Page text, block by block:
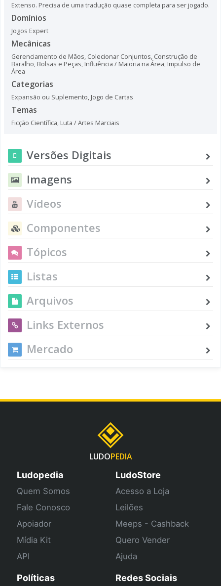
Extenso. Precisa de uma tradução quase completa para ser jogado.
Domínios
Jogos Expert
Mecânicas
Gerenciamento de Mãos, Colecionar Conjuntos, Construção de
Baralho, Bolsas e Peças, Influência / Maioria na Área, Impulso de
Área
Categorias
Expansão ou Suplemento, Jogo de Cartas
Temas
Ficção Científica, Luta / Artes Marciais
Versões Digitais
Imagens
Vídeos
Componentes
Tópicos
Listas
Arquivos
Links Externos
Mercado
LUDOPEDIA
Ludopedia
Quem Somos
Fale Conosco
Apoiador
Mídia Kit
API
LudoStore
Acesso a Loja
Leilões
Meeps - Cashback
Quero Vender
Ajuda
Políticas Redes Sociais